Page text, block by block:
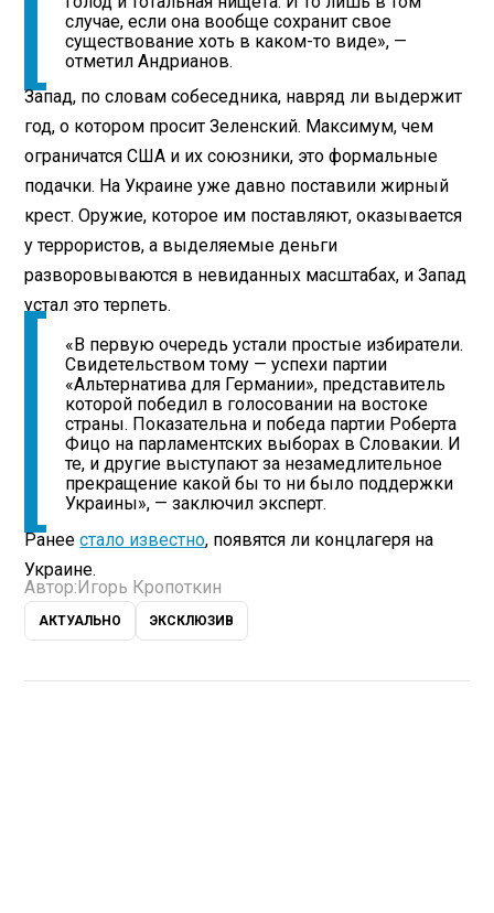
случае, если она вообще сохранит свое
существование хоть в каком-то виде», —
отметил Андрианов.
Запад, по словам собеседника, навряд ли выдержит
год, о котором просит Зеленский. Максимум, чем
ограничатся США и их союзники, это формальные
подачки. На Украине уже давно поставили жирный
крест. Оружие, которое им поставляют, оказывается
у террористов, а выделяемые деньги
разворовываются в невиданных масштабах, и Запад
устал это терпеть.
«В первую очередь устали простые избиратели.
Свидетельством тому — успехи партии
«Альтернатива для Германии», представитель
которой победил в голосовании на востоке
страны. Показательна и победа партии Роберта
Фицо на парламентских выборах в Словакии. И
те, и другие выступают за незамедлительное
прекращение какой бы то ни было поддержки
Украины», — заключил эксперт.
Ранеестало известно, появятся ли концлагеря на
Украине.
Автор: Игорь Кропоткин
АКТУАЛЬНО ЭКСКЛЮЗИВ